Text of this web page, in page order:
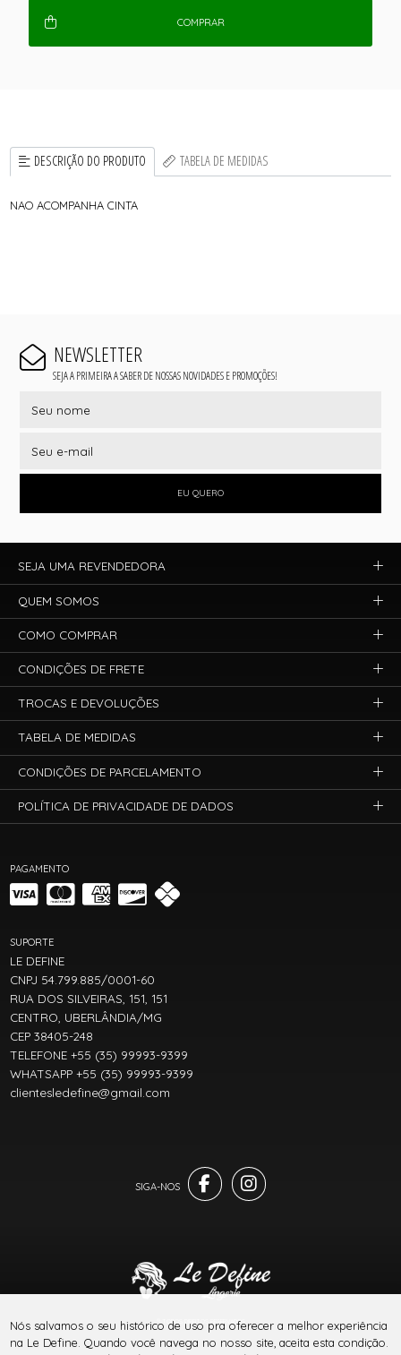
COMPRAR
DESCRIÇÃO DO PRODUTO TABELA DE MEDIDAS
NAO ACOMPANHA CINTA
NEWSLETTER
SEJA A PRIMEIRA A SABER DE NOSSAS NOVIDADES E PROMOÇÕES!
EU QUERO
PAGAMENTO
SUPORTE
LE DEFINE
CNPJ 54.799.885/0001-60
RUA DOS SILVEIRAS, 151, 151
CENTRO, UBERLÂNDIA/MG
CEP 38405-248
TELEFONE +55 (35) 99993-9399
WHATSAPP +55 (35) 99993-9399
clientesledefine@gmail.com
SEJA UMA REVENDEDORA
QUEM SOMOS
COMO COMPRAR
CONDIÇÕES DE FRETE
TROCAS E DEVOLUÇÕES
TABELA DE MEDIDAS
CONDIÇÕES DE PARCELAMENTO
POLÍTICA DE PRIVACIDADE DE DADOS
® TODOS DIREITOS RESERVADOS
Nós salvamos o seu histórico de uso pra oferecer a melhor experiência
na Le Define. Quando você navega no nosso site, aceita esta condição.